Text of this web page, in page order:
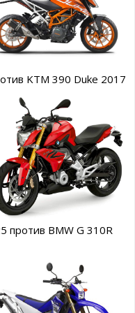
KTM 390 Duke 2017
против BMW G 310R